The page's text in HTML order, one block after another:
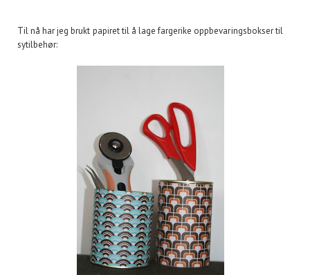
Til nå har jeg brukt papiret til å lage fargerike oppbevaringsbokser til
sytilbehør: